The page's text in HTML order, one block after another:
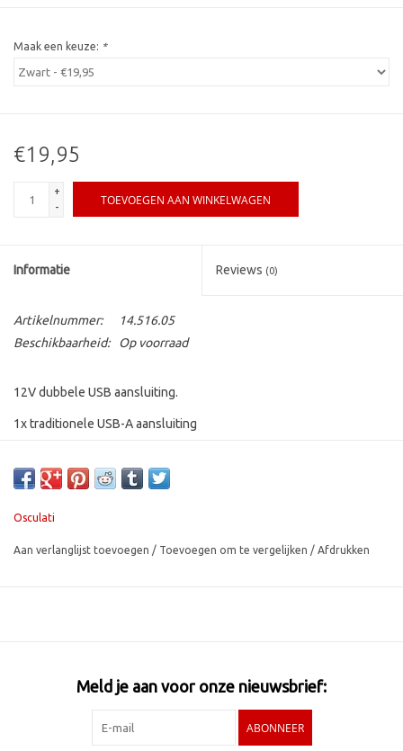
Maak een keuze: *
€19,95
+
-
TOEVOEGEN AAN WINKELWAGEN
Informatie Reviews (0)
Artikelnummer:
14.516.05
Beschikbaarheid:
Op voorraad
12V dubbele USB aansluiting.
1x traditionele USB-A aansluiting
Osculati
Aan verlanglijst toevoegen / Toevoegen om te vergelijken / Afdrukken
Meld je aan voor onze nieuwsbrief:
ABONNEER